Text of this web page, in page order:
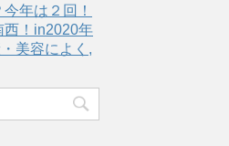
年は２回！
西！in2020年
美容によく,